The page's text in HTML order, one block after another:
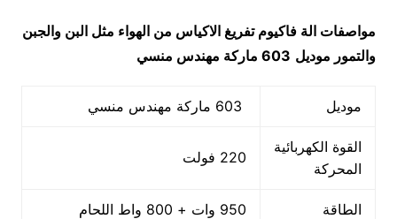
مواصفات الة فاكيوم تفريغ الاكياس من الهواء مثل البن والجبن
والتمور موديل 603 ماركة مهندس منسي
موديل
القوة الكهربائية
المحركة
220 فولت
الطاقة 950 وات + 800 واط اللحام